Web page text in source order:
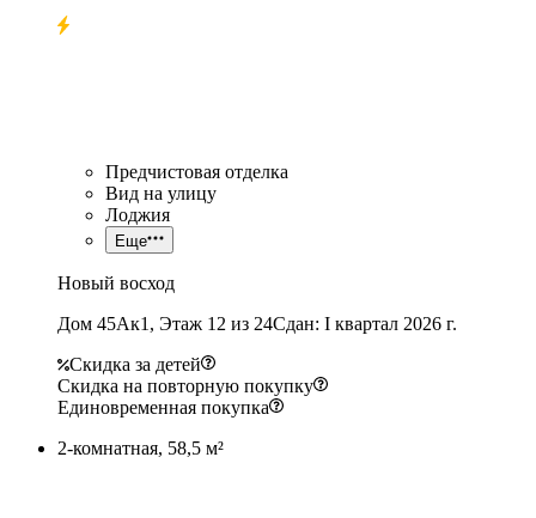
Предчистовая отделка
Вид на улицу
Лоджия
Еще
Новый восход
Дом 45Ак1, Этаж 12 из 24Сдан: I квартал 2026 г.
Скидка за детей
Скидка на повторную покупку
Единовременная покупка
2-комнатная, 58,5 м²